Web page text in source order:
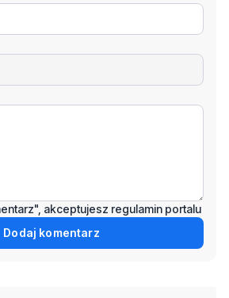
akceptujesz regulamin portalu
Dodaj komentarz